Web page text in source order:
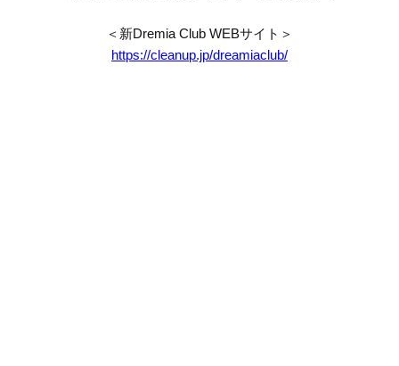
＜新Dremia Club WEBサイト＞
https://cleanup.jp/dreamiaclub/